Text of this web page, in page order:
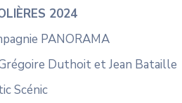
2024
PANORAMA
Duthoit et Jean Bataille
Scénic